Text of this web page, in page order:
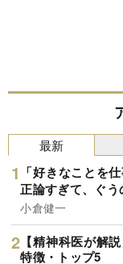
最新
「好きなことを
正論すぎて、ぐ
小倉健一
【精神科医が解
特徴・トップ5